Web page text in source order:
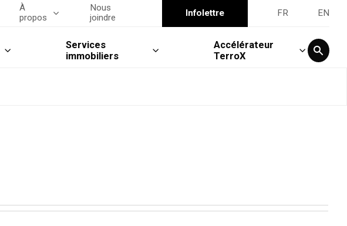
À
propos
Nous
joindre
Infolettre FR EN
Services
immobiliers
Accélérateur
TerroX